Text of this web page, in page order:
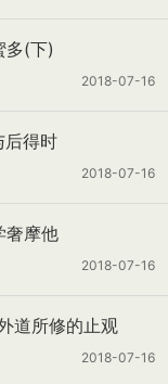
多(下)
2018-07-16
后得时
2018-07-16
奢摩他
2018-07-16
道所修的止观
2018-07-16